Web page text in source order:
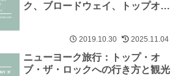
ク、ブロードウェイ、トップオブ
2019.10.30 2025.11.04
ニューヨーク旅行：トップ・オ
ブ・ザ・ロックへの行き方と観光